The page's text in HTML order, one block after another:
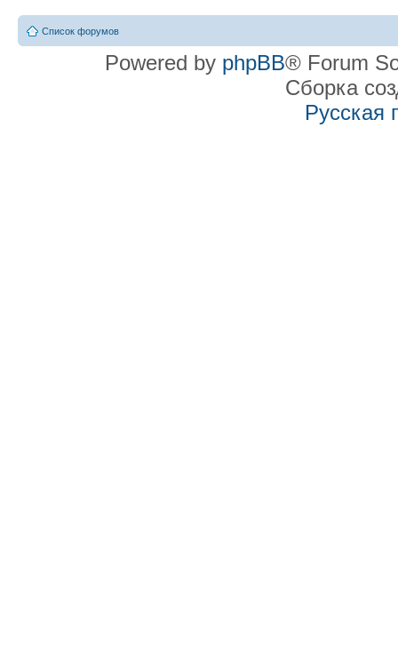
Список форумов
Powered by phpBB® Forum
Сборка
Русская